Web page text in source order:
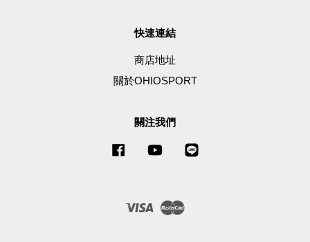
快速連結
商店地址
關於OHIOSPORT
關注我們
Facebook YouTube
Visa